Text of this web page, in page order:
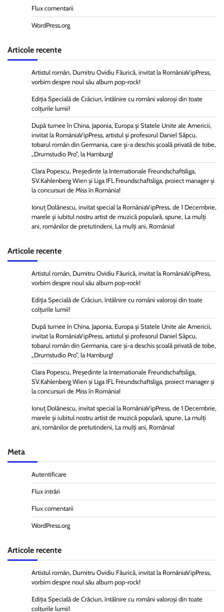
Flux comentarii
WordPress.org
Articole recente
Artistul român, Dumitru Ovidiu Făurică, invitat la RomâniaVipPress,
vorbim despre noul său album pop-rock!
Ediția Specială de Crăciun, întâlnire cu români valoroși din toate
colțurile lumii!
După turnee în China, Japonia, Europa și Statele Unite ale Americii,
invitat la RomâniaVipPress, artistul și profesorul Daniel Sâpcu,
tobarul român din Germania, care și-a deschis școală privată de tobe,
„Drumstudio Pro”, la Hamburg!
Clara Popescu, Președinte la Internationale Freundschaftsliga,
SV.Kahlenberg Wien şi Liga IFL Freundschaftsliga, proiect manager și
la concursuri de Miss în România!
Ionuț Dolănescu, invitat special la RomâniaVipPress, de 1 Decembrie,
marele și iubitul nostru artist de muzică populară, spune, La mulți
ani, românilor de pretutindeni, La mulți ani, România!
Articole recente
Artistul român, Dumitru Ovidiu Făurică, invitat la RomâniaVipPress,
vorbim despre noul său album pop-rock!
Ediția Specială de Crăciun, întâlnire cu români valoroși din toate
colțurile lumii!
După turnee în China, Japonia, Europa și Statele Unite ale Americii,
invitat la RomâniaVipPress, artistul și profesorul Daniel Sâpcu,
tobarul român din Germania, care și-a deschis școală privată de tobe,
„Drumstudio Pro”, la Hamburg!
Clara Popescu, Președinte la Internationale Freundschaftsliga,
SV.Kahlenberg Wien şi Liga IFL Freundschaftsliga, proiect manager și
la concursuri de Miss în România!
Ionuț Dolănescu, invitat special la RomâniaVipPress, de 1 Decembrie,
marele și iubitul nostru artist de muzică populară, spune, La mulți
ani, românilor de pretutindeni, La mulți ani, România!
Meta
Autentificare
Flux intrări
Flux comentarii
WordPress.org
Articole recente
Artistul român, Dumitru Ovidiu Făurică, invitat la RomâniaVipPress,
vorbim despre noul său album pop-rock!
Ediția Specială de Crăciun, întâlnire cu români valoroși din toate
colțurile lumii!